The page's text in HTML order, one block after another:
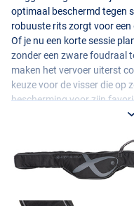
optimaal beschermd tegen
robuuste rits zorgt voor
Of je nu een korte sessie
zonder een zware foudraal
maken het vervoer uiterst
keuze voor de visser die op
bescherming voor zijn